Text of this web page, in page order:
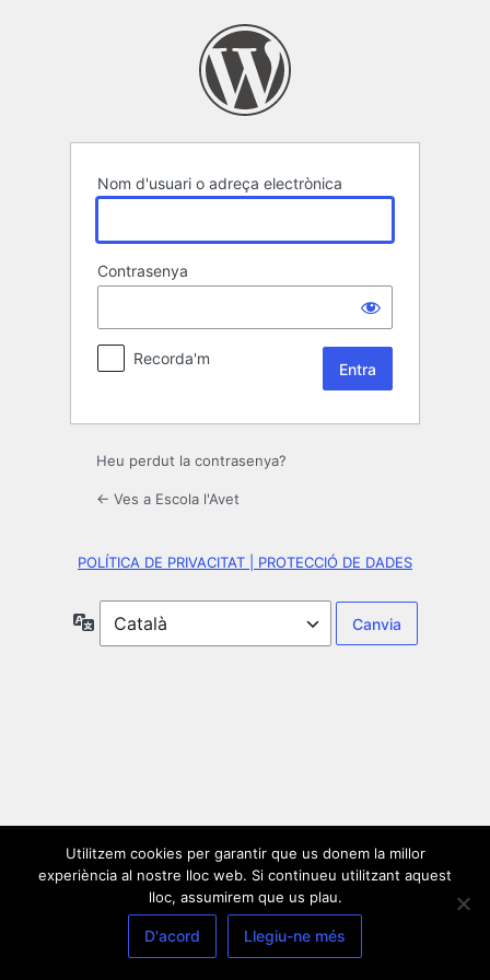
Nom d'usuari o adreça electrònica
Contrasenya
Recorda'm
Heu perdut la contrasenya?
← Ves a Escola l'Avet
POLÍTICA DE PRIVACITAT | PROTECCIÓ DE DADES
Idioma
Utilitzem cookies per garantir que us donem la millor
experiència al nostre lloc web. Si continueu utilitzant aquest
lloc, assumirem que us plau.
D'acord Llegiu-ne més